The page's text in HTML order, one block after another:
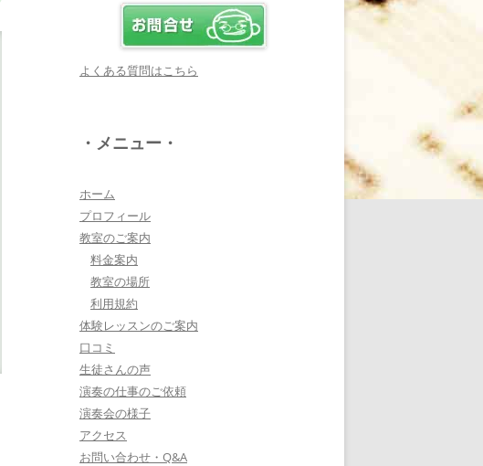
詳しく見る・・・
電子オルガンプレーヤ
ともっともっと音楽大好
詳しく見る・・・
事。
保護者の方が指導者に求めることは…
詳しく見る・・・
上松さんとは、ラジオで
よくある質問はこちら
・メニュー・
ホーム
プロフィール
教室のご案内
料金案内
教室の場所
利用規約
体験レッスンのご案内
口コミ
生徒さんの声
演奏の仕事のご依頼
演奏会の様子
アクセス
お問い合わせ・Q&A